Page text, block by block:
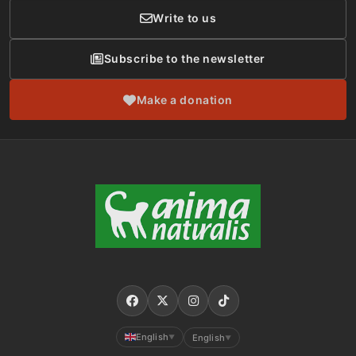
Write to us
Subscribe to the newsletter
Make a donation
English ▼ English ▼